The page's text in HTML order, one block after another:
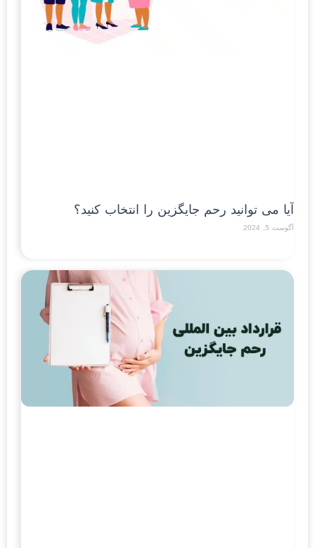
آیا می توانید رحم جایگزین را انتخاب کنید؟
آگوست 5, 2024